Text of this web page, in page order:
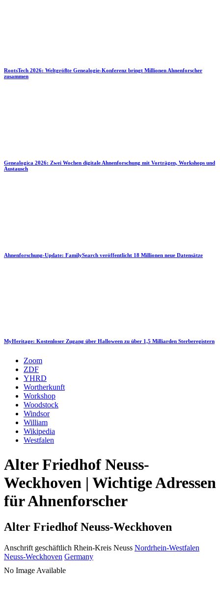
RootsTech 2026: Weltgrößte Genealogie-Konferenz bringt Millionen Ahnenforscher
zusammen
Genealogica 2026: Zwei Wochen digitale Ahnenforschung mit Vorträgen, Workshops und
Austausch
Ahnenforschung-Update: FamilySearch veröffentlicht 18 Millionen neue Datensätze
MyHeritage: Kostenloser Zugang über Halloween zu über 1,5 Milliarden Sterberegistern
Zoom
ZDF
YHRD
Wortherkunft
Workshop
Woodstock
Windsor
William
Wikipedia
Westfalen
Alter Friedhof Neuss-
Weckhoven | Wichtige Adressen
für Ahnenforscher
Alter Friedhof Neuss-Weckhoven
Anschrift geschäftlich Rhein-Kreis Neuss Nordrhein-Westfalen
Neuss-Weckhoven Germany
No Image Available